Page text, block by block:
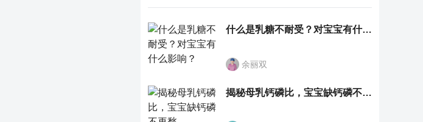
什么是乳糖不耐受？对宝宝有什么影响？
余丽双
揭秘母乳钙磷比，宝宝缺钙磷不再愁